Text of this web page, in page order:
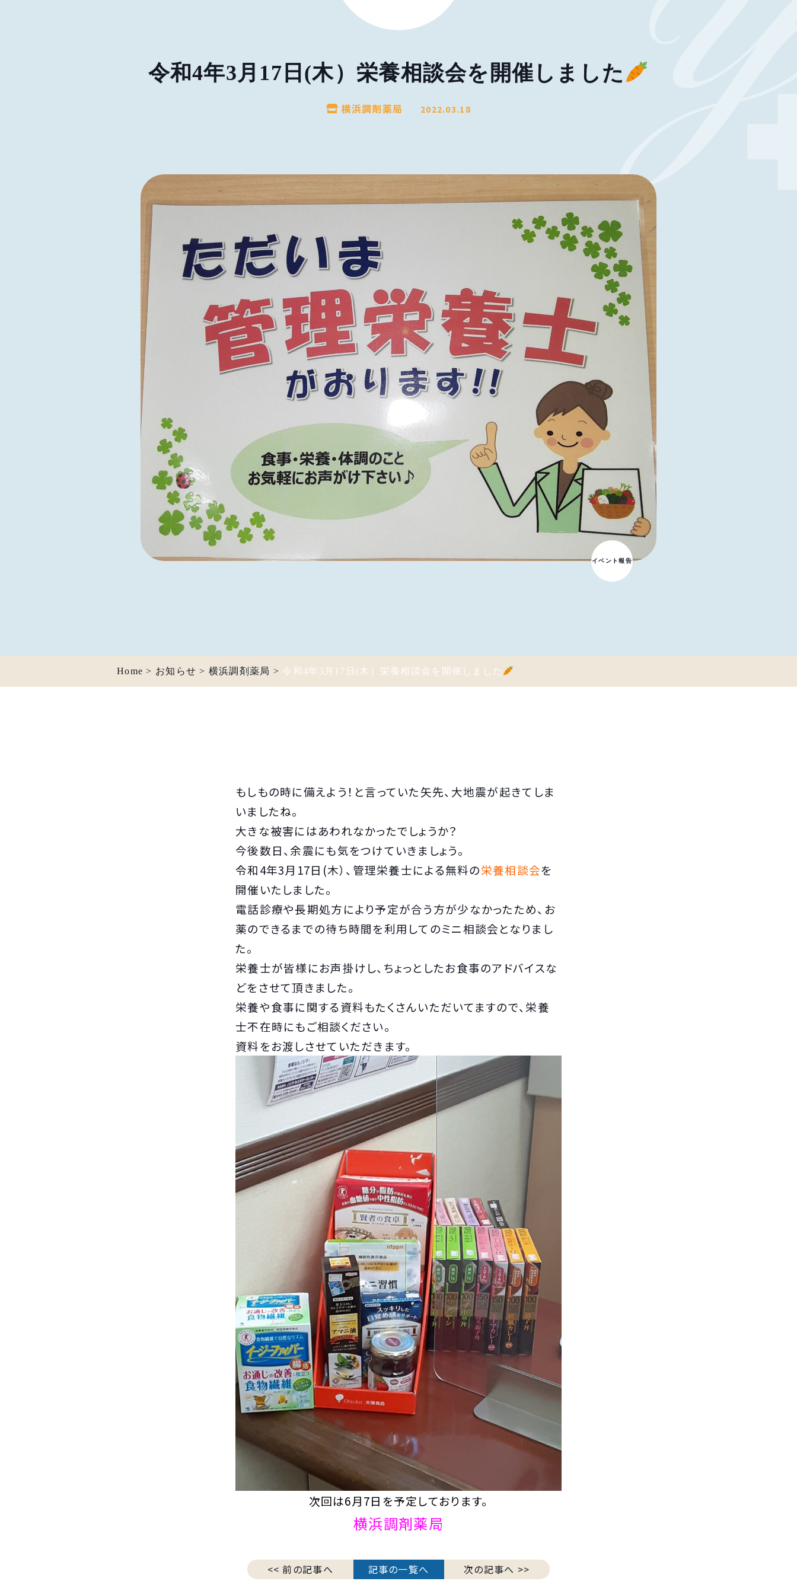
令和4年3月17日(木）栄養相談会を開催しました
横浜調剤薬局 2022.03.18
イベント報告
Home > お知らせ > 横浜調剤薬局 > 令和4年3月17日(木）栄養相談会を開催しました
もしもの時に備えよう！と言っていた矢先、大地震が起きてしま
いましたね。
大きな被害にはあわれなかったでしょうか？
今後数日、余震にも気をつけていきましょう。
令和4年3月17日(木）、管理栄養士による無料の栄養相談会を
開催いたしました。
電話診療や長期処方により予定が合う方が少なかったため、お
薬のできるまでの待ち時間を利用してのミニ相談会となりまし
た。
栄養士が皆様にお声掛けし、ちょっとしたお食事のアドバイスな
どをさせて頂きました。
栄養や食事に関する資料もたくさんいただいてますので、栄養
士不在時にもご相談ください。
資料をお渡しさせていただきます。
次回は6月7日を予定しております。
横浜調剤薬局
<< 前の記事へ 記事の一覧へ 次の記事へ >>